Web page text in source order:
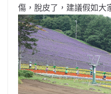
傷，脫皮了，建議假如大